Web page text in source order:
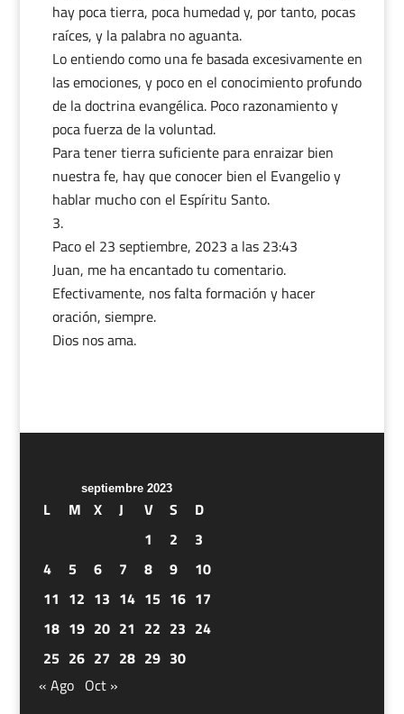
hay poca tierra, poca humedad y, por tanto, pocas
raíces, y la palabra no aguanta.
Lo entiendo como una fe basada excesivamente en
las emociones, y poco en el conocimiento profundo
de la doctrina evangélica. Poco razonamiento y
poca fuerza de la voluntad.
Para tener tierra suficiente para enraizar bien
nuestra fe, hay que conocer bien el Evangelio y
hablar mucho con el Espíritu Santo.
Pacoel 23 septiembre, 2023 a las 23:43
Juan, me ha encantado tu comentario.
Efectivamente, nos falta formación y hacer
oración, siempre.
Dios nos ama.
septiembre 2023
L M X J V S
D
1
2
3
4
5 6 7 8 9
10
11 12 13 14 15 16 17
18 19 20 21 22 23 24
25 26 27 28 29 30
« Ago Oct »